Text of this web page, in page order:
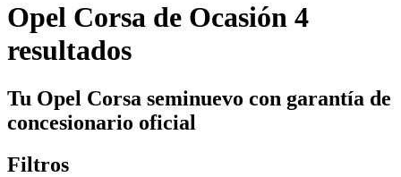
Opel Corsa de Ocasión 4
resultados
Tu Opel Corsa seminuevo con garantía de
concesionario oficial
Filtros